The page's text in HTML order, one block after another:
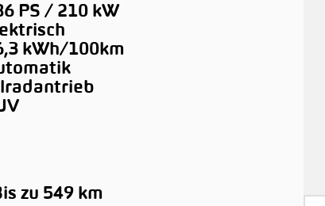
PS / 210 kW
kWh/100km
zu 549 km